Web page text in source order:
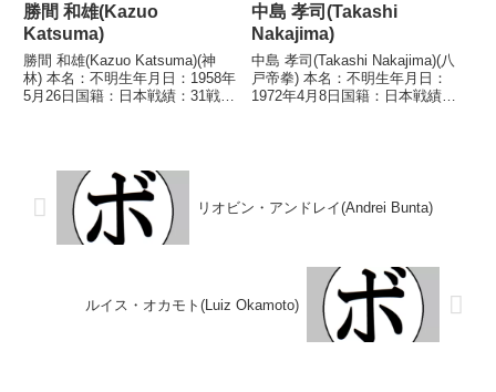
勝間 和雄(Kazuo
Katsuma)
勝間 和雄(Kazuo Katsuma)(神
林) 本名：不明生年月日：1958年
5月26日国籍：日本戦績：31戦18
王座 【戦歴】1980/0...
中島 孝司(Takashi
Nakajima)
中島 孝司(Takashi Nakajima)(八
戸帝拳) 本名：不明生年月日：
1972年4月8日国籍：日本戦績：
リオビン・アンドレイ(Andrei Bunta)
ルイス・オカモト(Luiz Okamoto)